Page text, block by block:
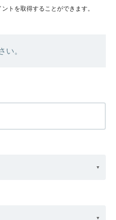
トを取得することができます。
い。